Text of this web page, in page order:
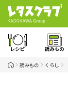
レシピ 読みもの
読みもの くらし